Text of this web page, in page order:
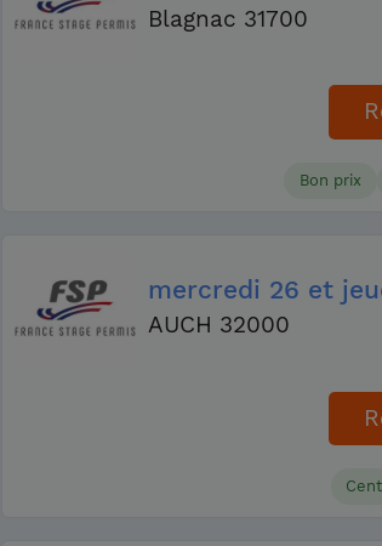
Blagnac 31700
Bon prix
mercredi 26 et
AUCH 32000